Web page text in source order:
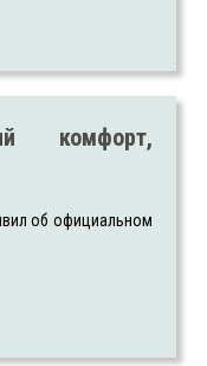
комфорт,
об официальном